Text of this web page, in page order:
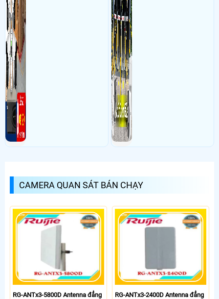
CAMERA QUAN SÁT BÁN CHẠY
RG-ANTx3-5800D Antenna đẳng
RG-ANTx3-2400D Antenna đẳng